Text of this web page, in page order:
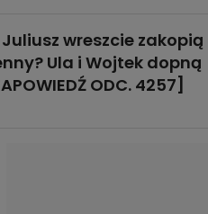
wreszcie zakopią
Ula i Wojtek dopną
ODC. 4257]